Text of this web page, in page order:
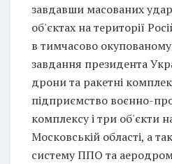
завдавши масованих
об'єктах на території
в тимчасово
завдання президента
дрони та ракетні
підприємство воєнно-
комплексу і три об'єкти
Московській області, а
систему ППО та